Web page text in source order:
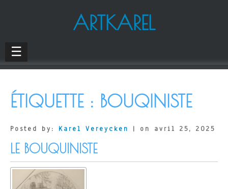
ARTKAREL
☰
ÉTIQUETTE : BOUQINISTE
Posted by: Karel Vereycken | on avril 25, 2025
LE BOUQUINISTE